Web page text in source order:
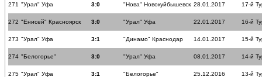
271 "Урал" Уфа 3:0 "Нова" Новокуйбышевск 28.01.2017 17-й
272 "Енисей" Красноярск 3:0 "Урал" Уфа 22.01.2017 16-й
273 "Урал" Уфа 3:1 "Динамо" Краснодар 14.01.2017 15-й
274 "Белогорье" 3:0 "Урал" Уфа 08.01.2017 14-й
275 "Урал" Уфа 3:1 "Белогорье" 25.12.2016 13-й